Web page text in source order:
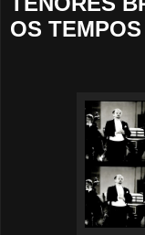
OS TEMPOS